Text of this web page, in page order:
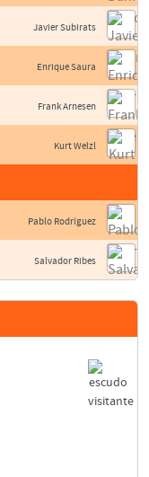
Javier Subirats
Enrique Saura
Frank Arnesen
Kurt Welzl
Pablo Rodríguez
Salvador Ribes